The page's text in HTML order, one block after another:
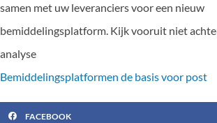
samen met uw leveranciers voor een nieuw
bemiddelingsplatform. Kijk vooruit niet
analyse
Bemiddelingsplatformen de basis voor post
FACEBOOK